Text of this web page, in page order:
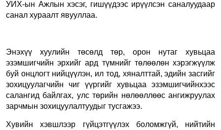
УИХ-ын Ажлын хэсэг, гишүүдээс ирүүлсэн саналуудаар
санал хураалт явууллаа.
Энэхүү хуулийн төсөлд төр, орон нутаг хувьцаа
эзэмшигчийн эрхийг ард түмнийг төлөөлөн хэрэгжүүлж
буй онцлогт нийцүүлэн, ил тод, хяналттай, эдийн засгийг
зохицуулагчийн чиг үүргийг хувьцаа эзэмшигчийнхээс
салангид байлгах, улс төрийн нөлөөллөөс ангижруулах
зарчмын зохицуулалтуудыг тусгажээ.
Хувийн хэвшлээр гүйцэтгүүлэх боломжгүй, нийтийн